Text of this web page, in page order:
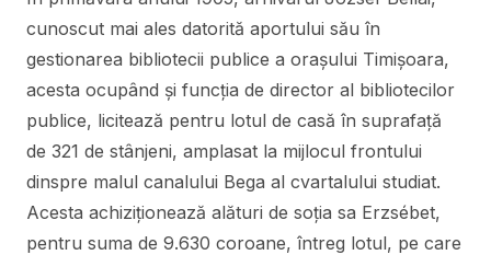
cunoscut mai ales datorită aportului său în
gestionarea bibliotecii publice a orașului Timișoara,
acesta ocupând și funcția de director al bibliotecilor
publice, licitează pentru lotul de casă în suprafață
de 321 de stânjeni, amplasat la mijlocul frontului
dinspre malul canalului Bega al cvartalului studiat.
Acesta achiziționează alături de soția sa Erzsébet,
pentru suma de 9.630 coroane, întreg lotul, pe care